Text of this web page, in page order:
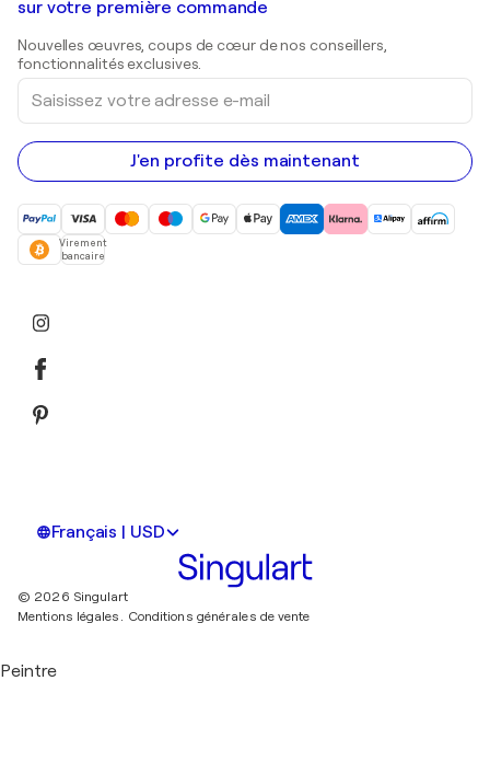
Estampes
Peintures acryliques
Galeries d'art en Belgique
sur votre première commande
Nouvelles œuvres, coups de cœur de nos conseillers,
fonctionnalités exclusives.
Saisissez
votre
adresse
e-
mail
J'en profite dès maintenant
Virement
bancaire
Français | USD
© 2026 Singulart
Mentions légales.
Conditions générales de vente
Peintre